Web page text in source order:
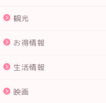
観光
お得情報
生活情報
映画